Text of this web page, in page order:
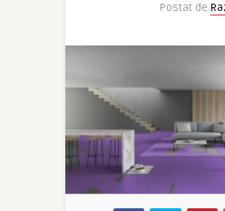
Postat de